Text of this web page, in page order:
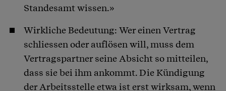
Standesamt wissen.»
Wirkliche Bedeutung: Wer einen Vertrag
schliessen oder auflösen will, muss dem
Vertragspartner seine Absicht so mitteilen,
dass sie bei ihm ankommt. Die Kündigung
der Arbeitsstelle etwa ist erst wirksam, wenn